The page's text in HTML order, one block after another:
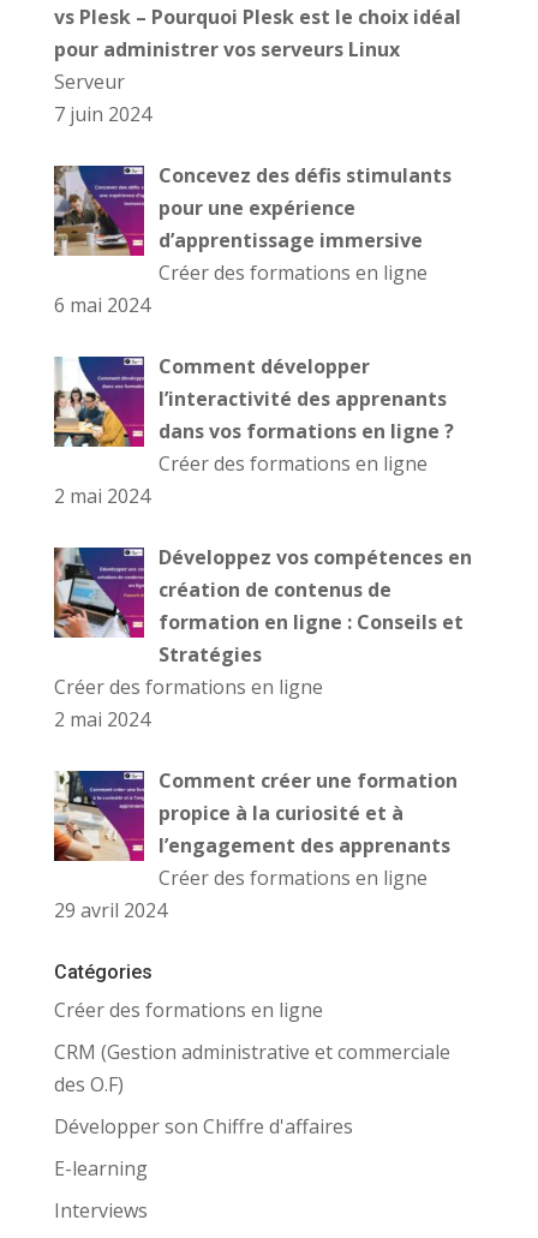
vs Plesk – Pourquoi Plesk est le choix idéal
pour administrer vos serveurs Linux
Serveur
7 juin 2024
Concevez des défis stimulants
pour une expérience
d’apprentissage immersive
Créer des formations en ligne
6 mai 2024
Comment développer
l’interactivité des apprenants
dans vos formations en ligne ?
Créer des formations en ligne
2 mai 2024
Développez vos compétences en
création de contenus de
formation en ligne : Conseils et
Stratégies
Créer des formations en ligne
2 mai 2024
Comment créer une formation
propice à la curiosité et à
l’engagement des apprenants
Créer des formations en ligne
29 avril 2024
Catégories
Créer des formations en ligne
CRM (Gestion administrative et commerciale
des O.F)
Développer son Chiffre d'affaires
E-learning
Interviews